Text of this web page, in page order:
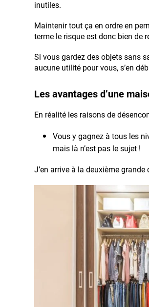
inutiles.
Maintenir tout ça en ordre en
terme le risque est donc bien de
Si vous gardez des objets sans
aucune utilité pour vous, s’en
Les avantages d’une
En réalité les raisons de
Vous y gagnez à tous les
mais là n’est pas le sujet !
J’en arrive à la deuxième